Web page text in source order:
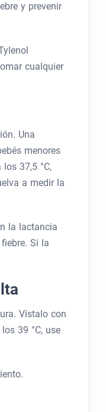
y prevenir
cualquier
Una
menores
37,5 °C,
a medir la
la lactancia
Si la
Vístalo con
39 °C, use